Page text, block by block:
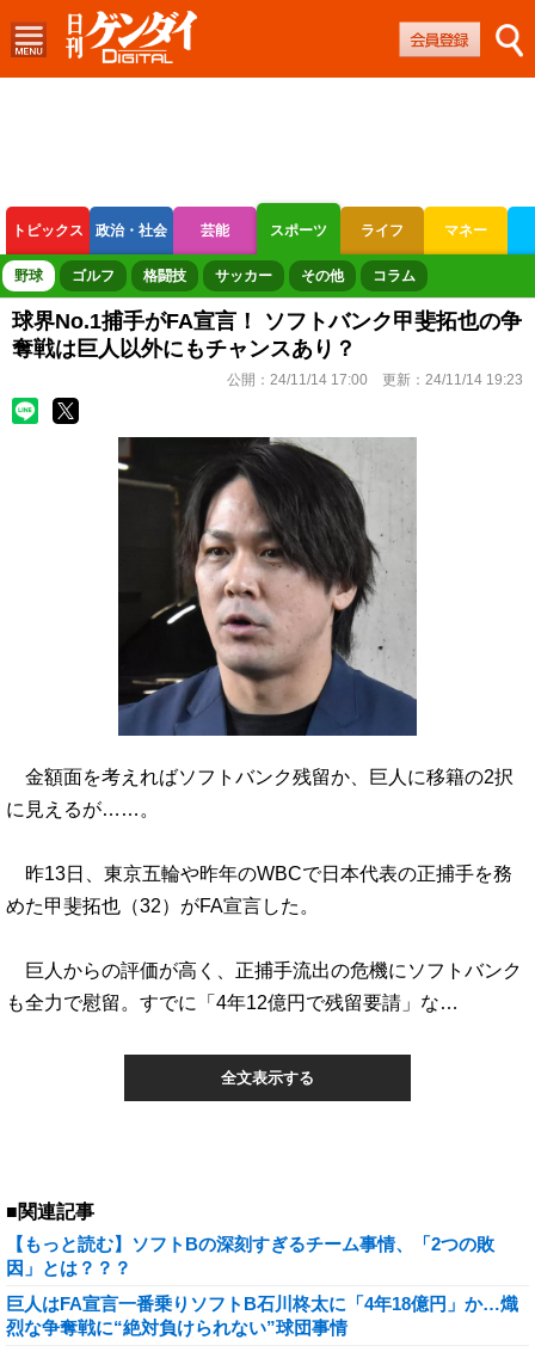
トピックス 政治・社会 芸能 スポーツ ライフ マネー
ボートレース 競輪 オートレース
野球 ゴルフ 格闘技 サッカー その他 コラム
球界No.1捕手がFA宣言！ ソフトバンク甲斐拓也の争
奪戦は巨人以外にもチャンスあり？
公開： 24/11/14 17:00 更新： 24/11/14 19:23
金額面を考えればソフトバンク残留か、巨人に移籍の2択
に見えるが……。
昨13日、東京五輪や昨年のWBCで日本代表の正捕手を務
めた甲斐拓也（32）がFA宣言した。
巨人からの評価が高く、正捕手流出の危機にソフトバンク
も全力で慰留。すでに「4年12億円で残留要請」な…
全文表示する
■関連記事
【もっと読む】ソフトBの深刻すぎるチーム事情、「2つの敗
因」とは？？？
巨人はFA宣言一番乗りソフトB石川柊太に「4年18億円」か…熾
烈な争奪戦に“絶対負けられない”球団事情